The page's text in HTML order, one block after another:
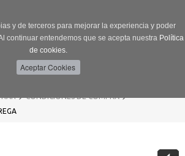
y de terceros para mejorar la experiencia y poder
continuar entendemos que se acepta nuestra Política
de cookies.
>CONDICIONES DE COMPRA>